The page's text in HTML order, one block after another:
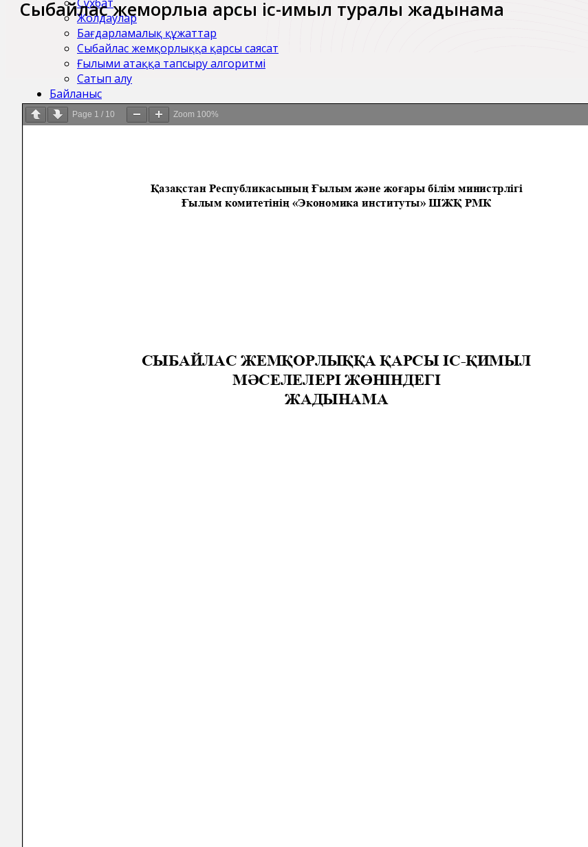
Жолдаулар
Бағдарламалық құжаттар
Сыбайлас жемқорлыққа қарсы саясат
Ғылыми атаққа тапсыру алгоритмі
Сатып алу
Байланыс
Сыбайлас жемқорлыққа қарсы іс-қимыл туралы жадынама
Page 1 / 10 Zoom 100%